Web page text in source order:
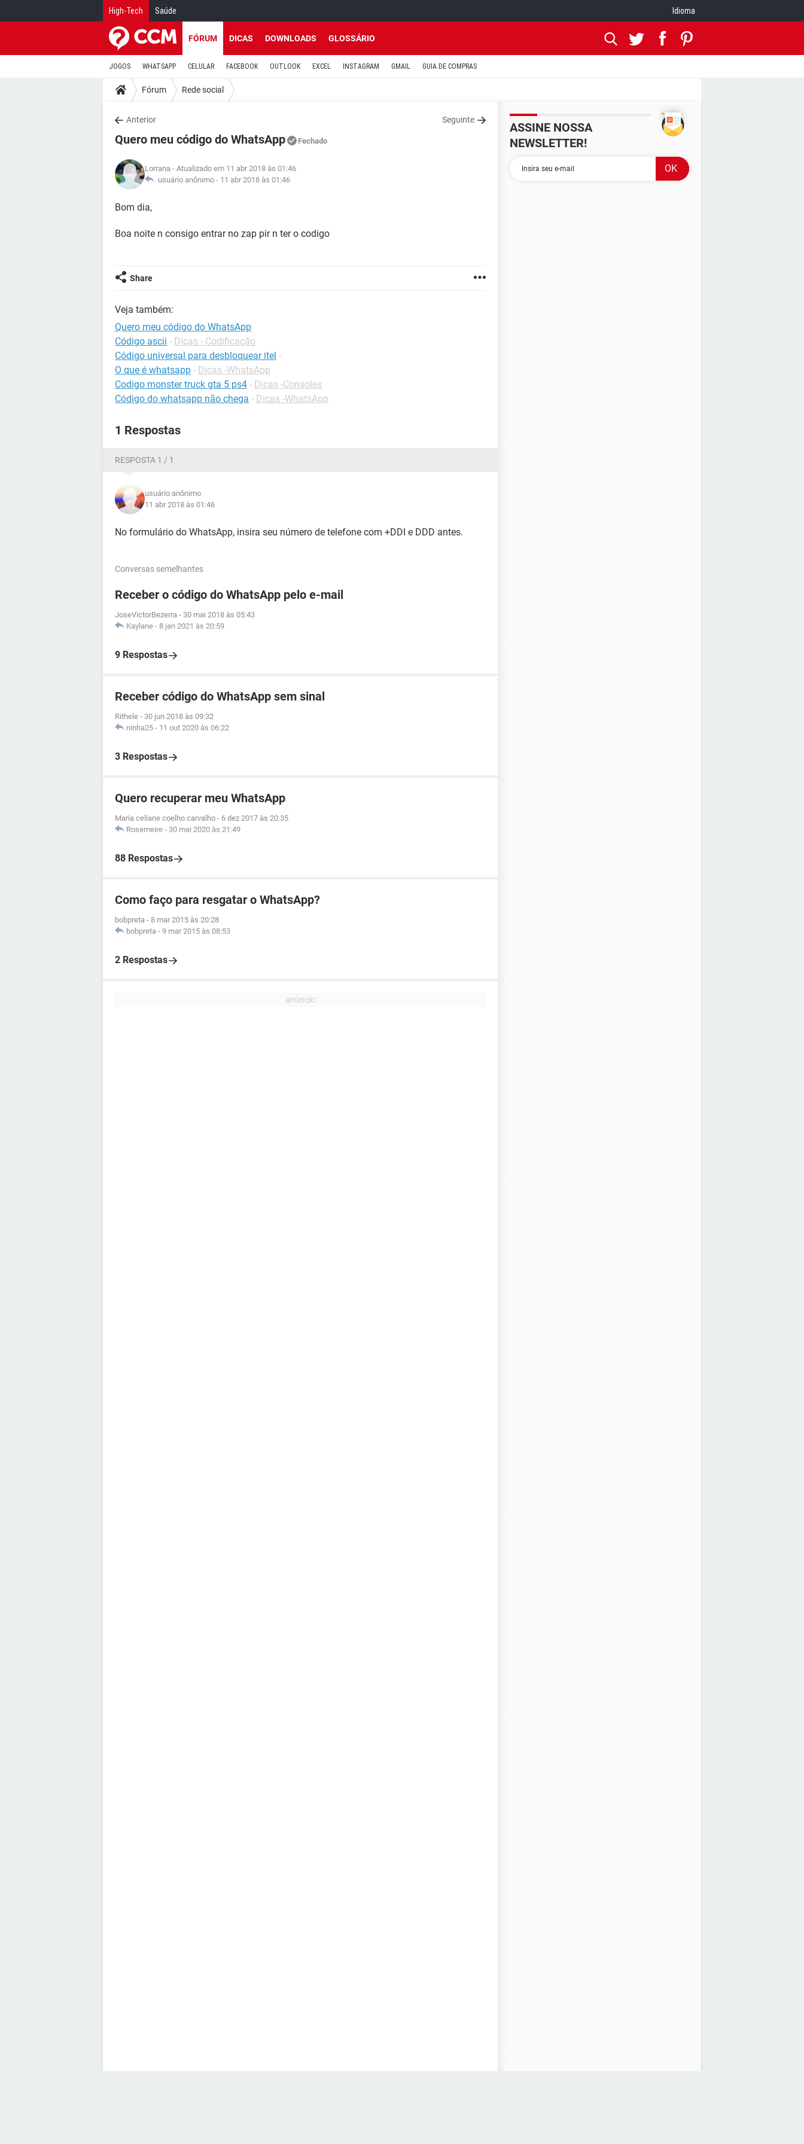
High-Tech Saúde Idioma
FÓRUM DICAS DOWNLOADS GLOSSÁRIO
JOGOS WHATSAPP CELULAR FACEBOOK OUTLOOK EXCEL INSTAGRAM GMAIL GUIA DE COMPRAS
Fórum Rede social
Anterior Seguinte
Quero meu código do WhatsApp Fechado
Lorrana - Atualizado em 11 abr 2018 às 01:46
usuário anônimo - 11 abr 2018 às 01:46
Bom dia,
Boa noite n consigo entrar no zap pir n ter o codigo
Share
Veja também:
Quero meu código do WhatsApp
Código ascii - Dicas - Codificação
Código universal para desbloquear itel -
O que é whatsapp - Dicas -WhatsApp
Codigo monster truck gta 5 ps4 - Dicas -Consoles
Código do whatsapp não chega - Dicas -WhatsApp
1 Respostas
RESPOSTA 1 / 1
usuário anônimo
11 abr 2018 às 01:46
No formulário do WhatsApp, insira seu número de telefone com +DDI e DDD antes.
Conversas semelhantes
Receber o código do WhatsApp pelo e-mail
JoseVictorBezerra - 30 mai 2018 às 05:43
Kaylane - 8 jan 2021 às 20:59
9 Respostas
Receber código do WhatsApp sem sinal
Rithele - 30 jun 2018 às 09:32
ninha25 - 11 out 2020 às 06:22
3 Respostas
Quero recuperar meu WhatsApp
Maria celiane coelho carvalho - 6 dez 2017 às 20:35
Rosemeire - 30 mai 2020 às 21:49
88 Respostas
Como faço para resgatar o WhatsApp?
bobpreta - 8 mar 2015 às 20:28
bobpreta - 9 mar 2015 às 08:53
2 Respostas
ASSINE NOSSA
NEWSLETTER!